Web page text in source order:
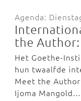
Agenda:
the
Het Goethe-
hun twaalfde
Meet the
Ijoma Mangold…